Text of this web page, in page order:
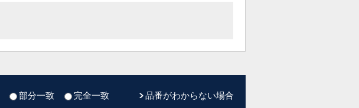
部分一致 完全一致 品番がわからない場合